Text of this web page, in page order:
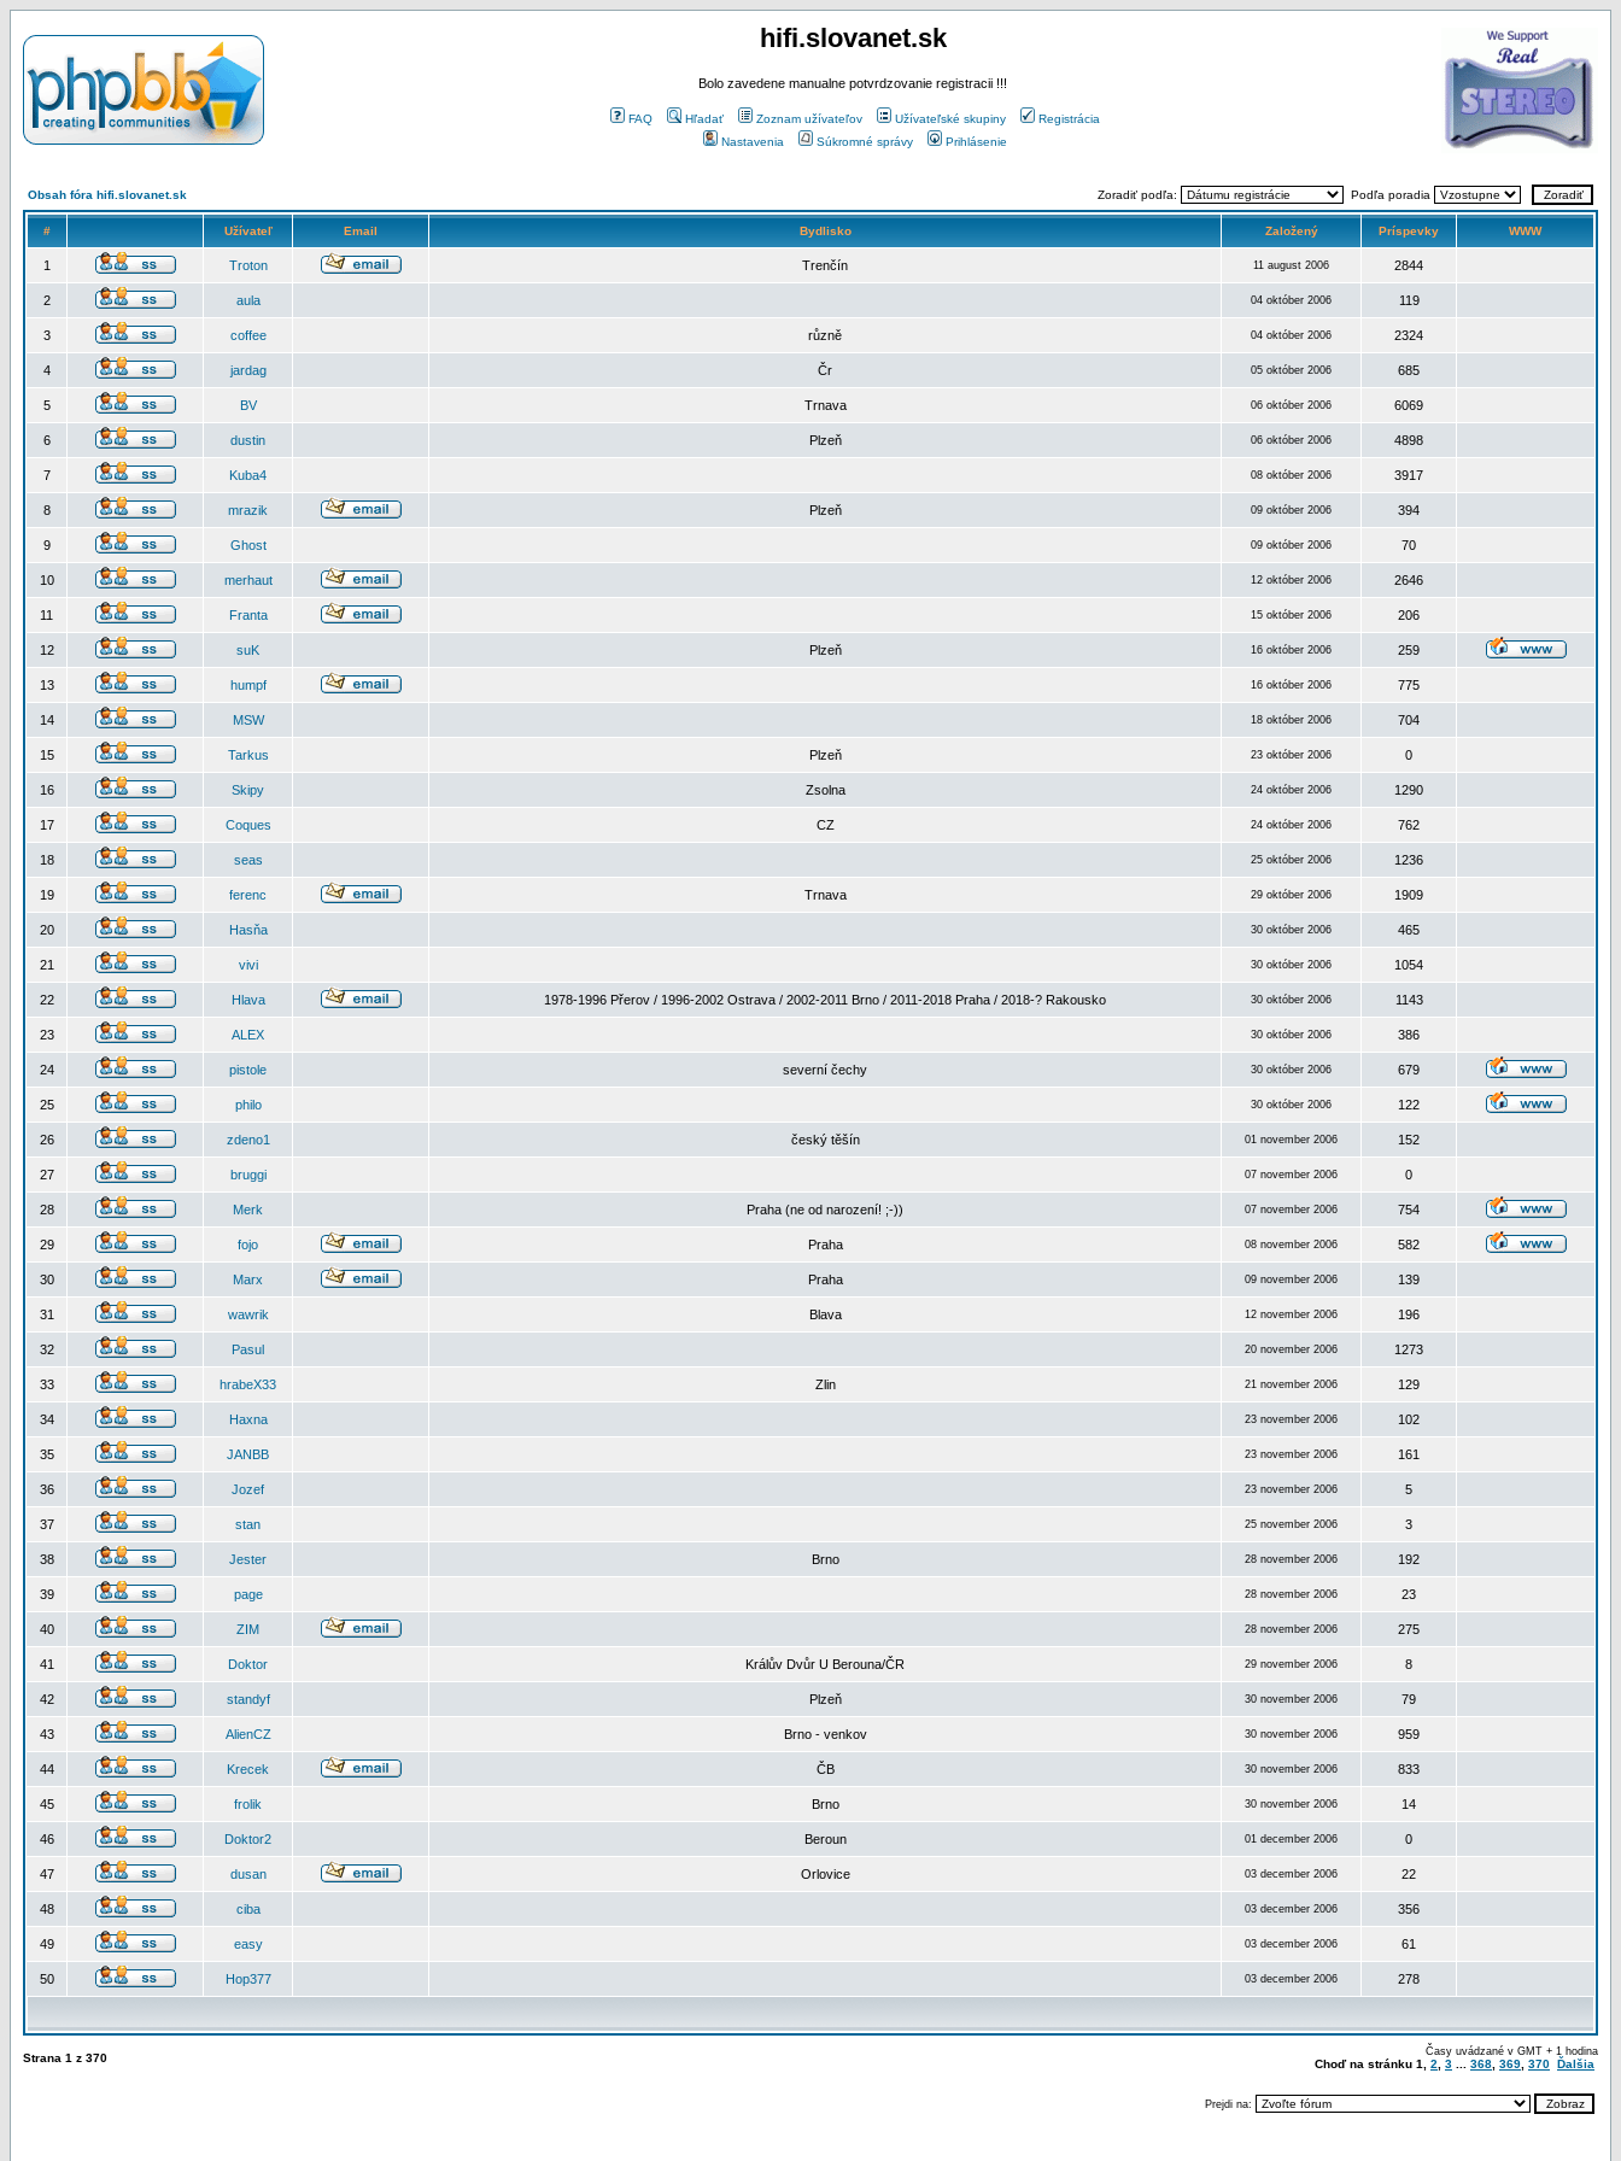
hifi.slovanet.sk
Bolo zavedene manualne potvrdzovanie registracii !!!
FAQ Hľadať Zoznam užívateľov Užívateľské skupiny
Registrácia
Nastavenia
Súkromné správy Prihlásenie
Obsah fóra hifi.slovanet.sk Zoradiť podľa: Podľa poradia
# Užívateľ Email Bydlisko Založený Príspevky WWW
1 Troton Trenčín 11 august 2006 2844
2 aula 04 október 2006 119
3 coffee různě 04 október 2006 2324
4 jardag Čr 05 október 2006 685
5 BV Trnava 06 október 2006 6069
6 dustin Plzeň 06 október 2006 4898
7 Kuba4 08 október 2006 3917
8 mrazik Plzeň 09 október 2006 394
9 Ghost 09 október 2006 70
10 merhaut 12 október 2006 2646
11 Franta 15 október 2006 206
12 suK Plzeň 16 október 2006 259
13 humpf 16 október 2006 775
14 MSW 18 október 2006 704
15 Tarkus Plzeň 23 október 2006 0
16 Skipy Zsolna 24 október 2006 1290
17 Coques CZ 24 október 2006 762
18 seas 25 október 2006 1236
19 ferenc Trnava 29 október 2006 1909
20 Hasňa 30 október 2006 465
21 vivi 30 október 2006 1054
22 Hlava 1978-1996 Přerov / 1996-2002 Ostrava / 2002-2011 Brno / 2011-2018 Praha / 2018-? Rakousko 30 október 2006 1143
23 ALEX 30 október 2006 386
24 pistole severní čechy 30 október 2006 679
25 philo 30 október 2006 122
26 zdeno1 český těšín 01 november 2006 152
27 bruggi 07 november 2006 0
28 Merk Praha (ne od narození! ;-)) 07 november 2006 754
29 fojo Praha 08 november 2006 582
30 Marx Praha 09 november 2006 139
31 wawrik Blava 12 november 2006 196
32 Pasul 20 november 2006 1273
33 hrabeX33 Zlin 21 november 2006 129
34 Haxna 23 november 2006 102
35 JANBB 23 november 2006 161
36 Jozef 23 november 2006 5
37 stan 25 november 2006 3
38 Jester Brno 28 november 2006 192
39 page 28 november 2006 23
40 ZIM 28 november 2006 275
41 Doktor Králův Dvůr U Berouna/ČR 29 november 2006 8
42 standyf Plzeň 30 november 2006 79
43 AlienCZ Brno - venkov 30 november 2006 959
44 Krecek ČB 30 november 2006 833
45 frolik Brno 30 november 2006 14
46 Doktor2 Beroun 01 december 2006 0
47 dusan Orlovice 03 december 2006 22
48 ciba 03 december 2006 356
49 easy 03 december 2006 61
50 Hop377 03 december 2006 278
Strana 1 z 370 Časy uvádzané v GMT + 1 hodina
Choď na stránku 1 2 3 368 369 370 Ďalšia
Prejdi na: